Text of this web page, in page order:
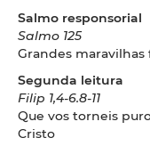
Salmo responsorial
Salmo 125
Grandes
Segunda leitura
Filip 1,4-6.8-11
Que vos torneis
Cristo